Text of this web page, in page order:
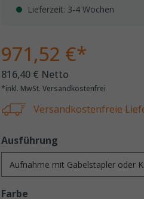
Lieferzeit: 3-4 Wochen
971,52 €*
816,40 € Netto
*inkl. MwSt. Versandkostenfrei
Versandkostenfreie
Ausführung
Farbe